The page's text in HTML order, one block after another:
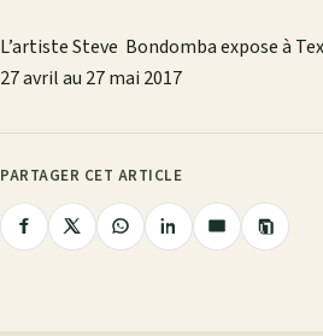
L’artiste Steve Bondomba expose à
27 avril au 27 mai 2017
PARTAGER CET ARTICLE
PartagerPartagerPartagerPartagerPartager
Copier
le